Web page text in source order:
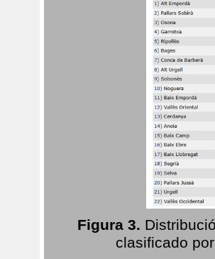
Figura 3.
clasificado